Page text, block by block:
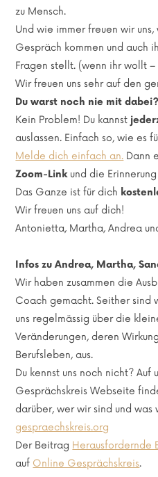
zu Mensch.
Und wie immer freuen wir
Gespräch kommen und auch
Fragen stellt. (wenn ihr wollt –
Wir freuen uns sehr auf den
Du warst noch nie mit dabei?
Kein Problem! Du kannst
auslassen. Einfach so, wie es
Melde dich einfach an. Dann
Zoom-Linkund die Erinnerung
Das Ganze ist für dich
Wir freuen uns auf dich!
Antonietta, Martha, Andrea
Infos zu Andrea, Martha,
Wir haben zusammen die
Coach gemacht. Seither sind
uns regelmässig über die
Veränderungen, deren
Berufsleben, aus.
Du kennst uns noch nicht?
Gesprächskreis Webseite
darüber, wer wir sind und was
gespraechskreis.org
Der Beitrag Herausfordernde
auf Online Gesprächskreis.